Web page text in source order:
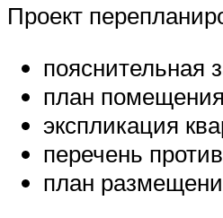
Проект
пояснительная
план
экспликация
перечень
план